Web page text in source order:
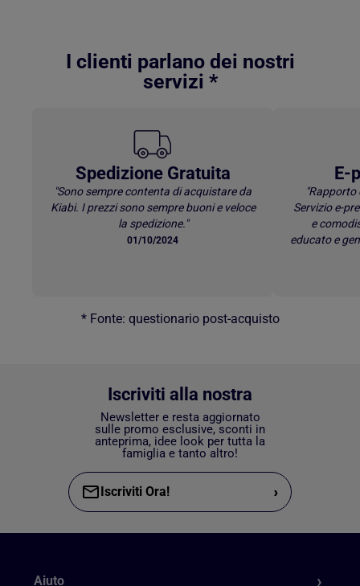
I clienti parlano dei nostri
servizi *
Spedizione Gratuita
"Sono sempre contenta di acquistare da
Kiabi. I prezzi sono sempre buoni e veloce
la spedizione."
01/10/2024
E-
Servizio e-
e
educato e
* Fonte: questionario post-acquisto
Iscriviti alla nostra
Newsletter e resta aggiornato
sulle promo esclusive, sconti in
anteprima, idee look per tutta la
famiglia e tanto altro!
Iscriviti Ora! ›
Aiuto